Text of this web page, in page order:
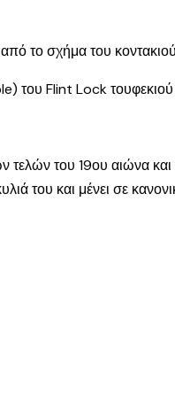
το σχήμα του
του Flint Lock τουφεκιού
τελών του 19ου αιώνα
του και μένει σε